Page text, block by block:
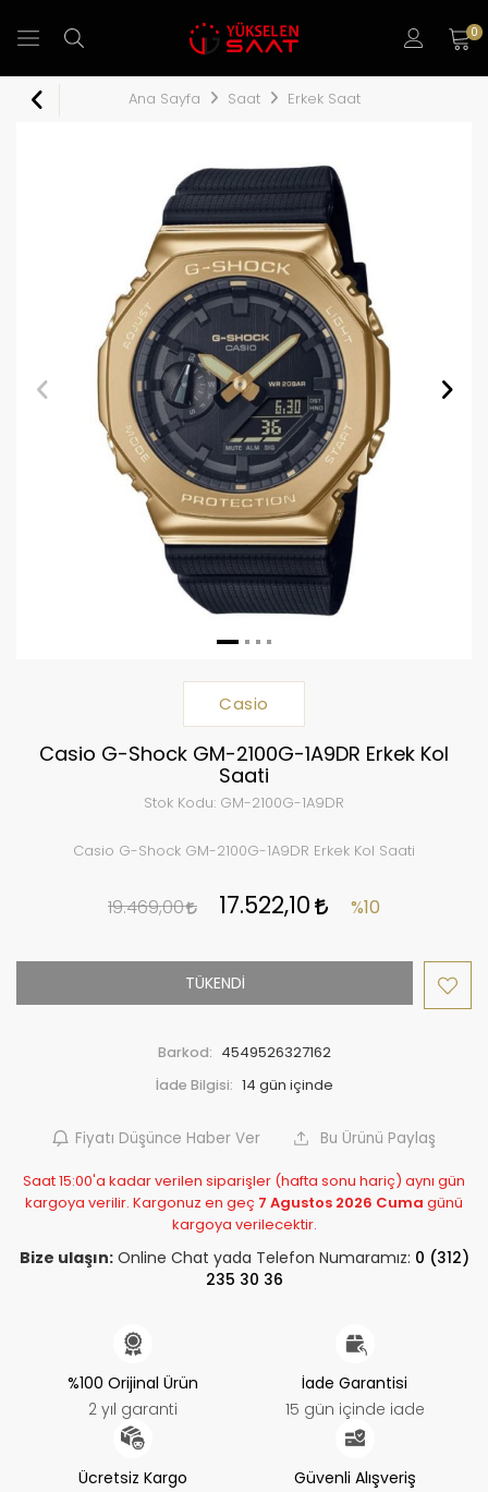
0
Ana Sayfa Saat Erkek Saat
Casio
Casio G-Shock GM-2100G-1A9DR Erkek Kol
Saati
Stok Kodu: GM-2100G-1A9DR
Casio G-Shock GM-2100G-1A9DR Erkek Kol Saati
19.469,00 17.522,10 %10
TÜKENDİ
Barkod: 4549526327162
İade Bilgisi:
Fiyatı Düşünce Haber Ver Bu Ürünü Paylaş
Saat 15:00'a kadar verilen siparişler (hafta sonu hariç) aynı gün
kargoya verilir. Kargonuz en geç 7 Agustos 2026 Cuma günü
kargoya verilecektir.
Bize ulaşın:Online Chat yada Telefon Numaramız: 0 (312)
235 30 36
%100 Orijinal Ürün
2 yıl garanti
İade Garantisi
15 gün içinde iade
Ücretsiz Kargo
Güvenli Alışveriş